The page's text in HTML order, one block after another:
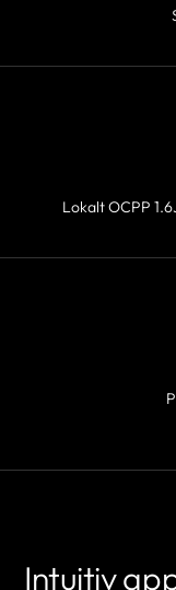
Lokalt OCPP
Intuitiv